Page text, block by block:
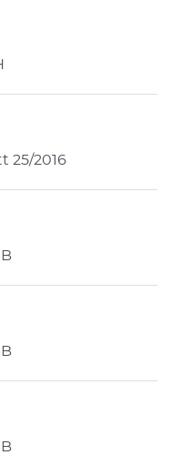
25/2016